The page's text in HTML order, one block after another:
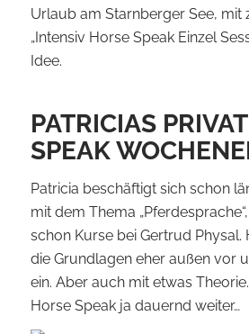
Urlaub am Starnberger See, mit
„Intensiv Horse Speak Einzel
Idee.
PATRICIAS
SPEAK
Patricia beschäftigt sich schon
mit dem Thema
schon Kurse bei Gertrud Physal.
die Grundlagen eher außen vor
ein. Aber auch mit etwas
Horse Speak ja dauernd weiter…